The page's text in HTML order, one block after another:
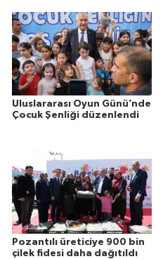
Uluslararası Oyun Günü’nde
Çocuk Şenliği düzenlendi
Pozantılı üreticiye 900 bin
çilek fidesi daha dağıtıldı